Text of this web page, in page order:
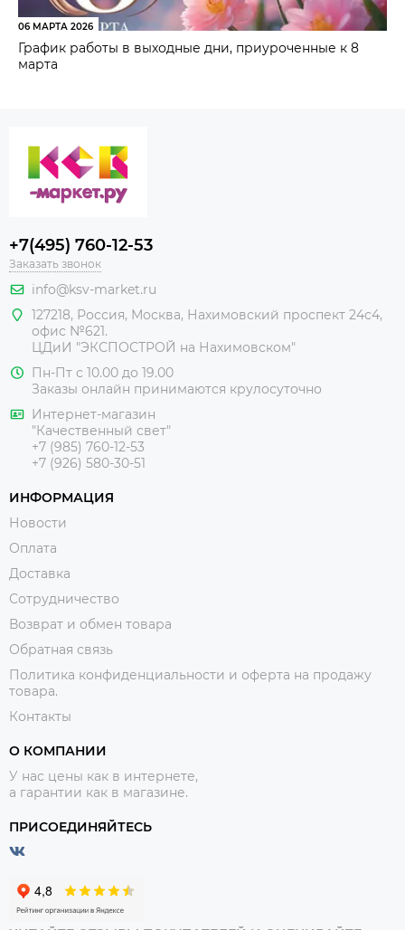
06 МАРТА 2026
График работы в выходные дни, приуроченные к 8
марта
+7(495) 760-12-53
Заказать звонок
info@ksv-market.ru
127218, Россия, Москва, Нахимовский проспект 24с4,
офис №621.
ЦДиИ "ЭКСПОСТРОЙ на Нахимовском"
Пн-Пт с 10.00 до 19.00
Заказы онлайн принимаются крулосуточно
Интернет-магазин
"Качественный свет"
+7 (985) 760-12-53
+7 (926) 580-30-51
ИНФОРМАЦИЯ
Новости
Оплата
Доставка
Сотрудничество
Возврат и обмен товара
Обратная связь
Политика конфиденциальности и оферта на продажу
товара.
Контакты
О КОМПАНИИ
У нас цены как в интернете,
а гарантии как в магазине.
ПРИСОЕДИНЯЙТЕСЬ